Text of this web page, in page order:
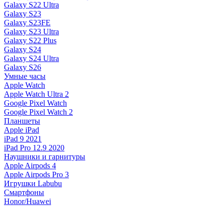
Galaxy S22 Ultra
Galaxy S23
Galaxy S23FE
Galaxy S23 Ultra
Galaxy S22 Plus
Galaxy S24
Galaxy S24 Ultra
Galaxy S26
Умные часы
Apple Watch
Apple Watch Ultra 2
Google Pixel Watch
Google Pixel Watch 2
Планшеты
Apple iPad
iPad 9 2021
iPad Pro 12.9 2020
Наушники и гарнитуры
Apple Airpods 4
Apple Airpods Pro 3
Игрушки Labubu
Смартфоны
Honor/Huawei